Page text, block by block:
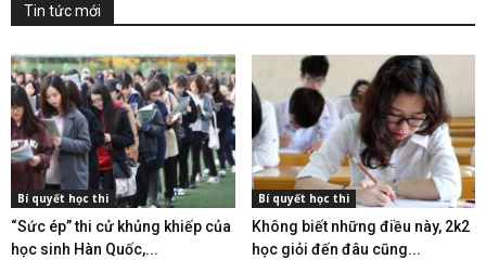
Tin tức mới
Bí quyết học thi
“Sức ép” thi cử khủng khiếp của
học sinh Hàn Quốc,...
Bí quyết học thi
Không biết những điều này, 2k2
học giỏi đến đâu cũng...